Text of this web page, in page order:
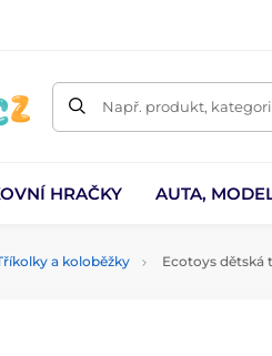
Např. produkt,
HRAČKY AUTA,
a koloběžky Ecotoys dětská